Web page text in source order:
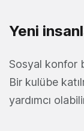
Yeni
Sosyal konfor
Bir kulübe
yardımcı